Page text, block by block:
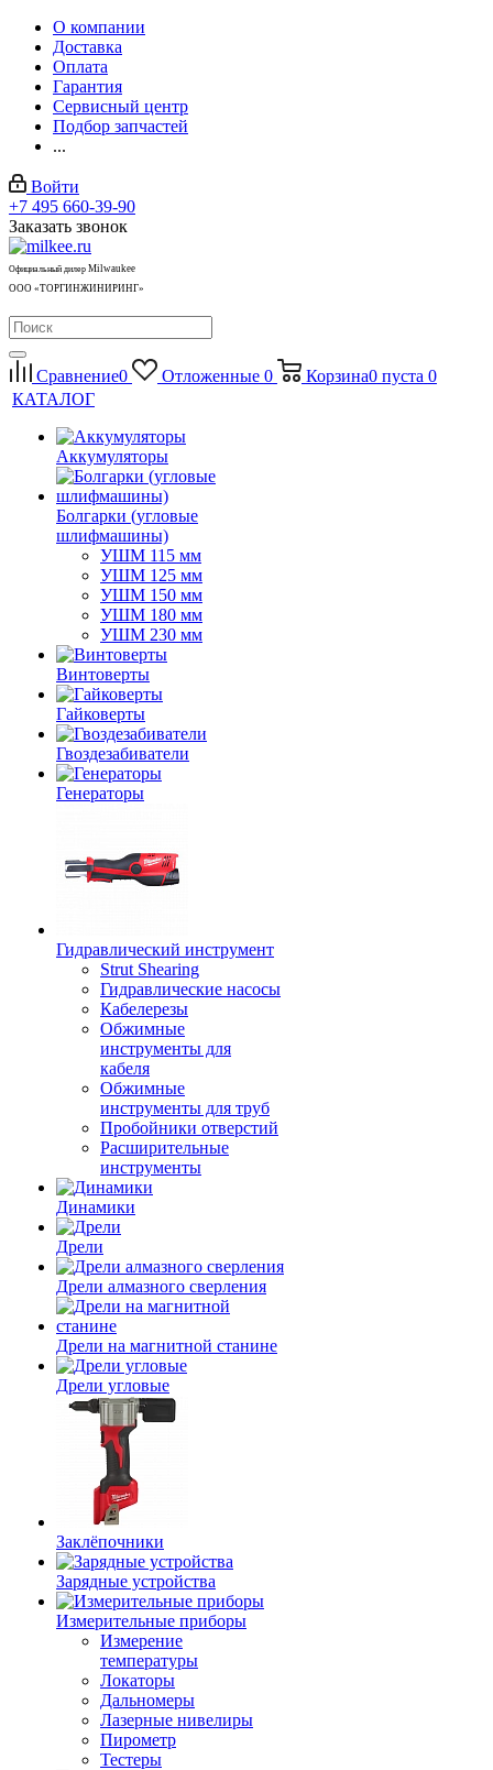
О компании
Доставка
Оплата
Гарантия
Сервисный центр
Подбор запчастей
...
Войти
+7 495 660-39-90
Заказать звонок
Официальный дилер Milwaukee
ООО «ТОРГИНЖИНИРИНГ»
Сравнение0 Отложенные 0 Корзина0 пуста 0
КАТАЛОГ
Аккумуляторы
Болгарки (угловые
шлифмашины)
УШМ 115 мм
УШМ 125 мм
УШМ 150 мм
УШМ 180 мм
УШМ 230 мм
Винтоверты
Гайковерты
Гвоздезабиватели
Генераторы
Гидравлический инструмент
Strut Shearing
Гидравлические насосы
Кабелерезы
Обжимные
инструменты для
кабеля
Обжимные
инструменты для труб
Пробойники отверстий
Расширительные
инструменты
Динамики
Дрели
Дрели алмазного сверления
Дрели на магнитной станине
Дрели угловые
Заклёпочники
Зарядные устройства
Измерительные приборы
Измерение
температуры
Локаторы
Дальномеры
Лазерные нивелиры
Пирометр
Тестеры